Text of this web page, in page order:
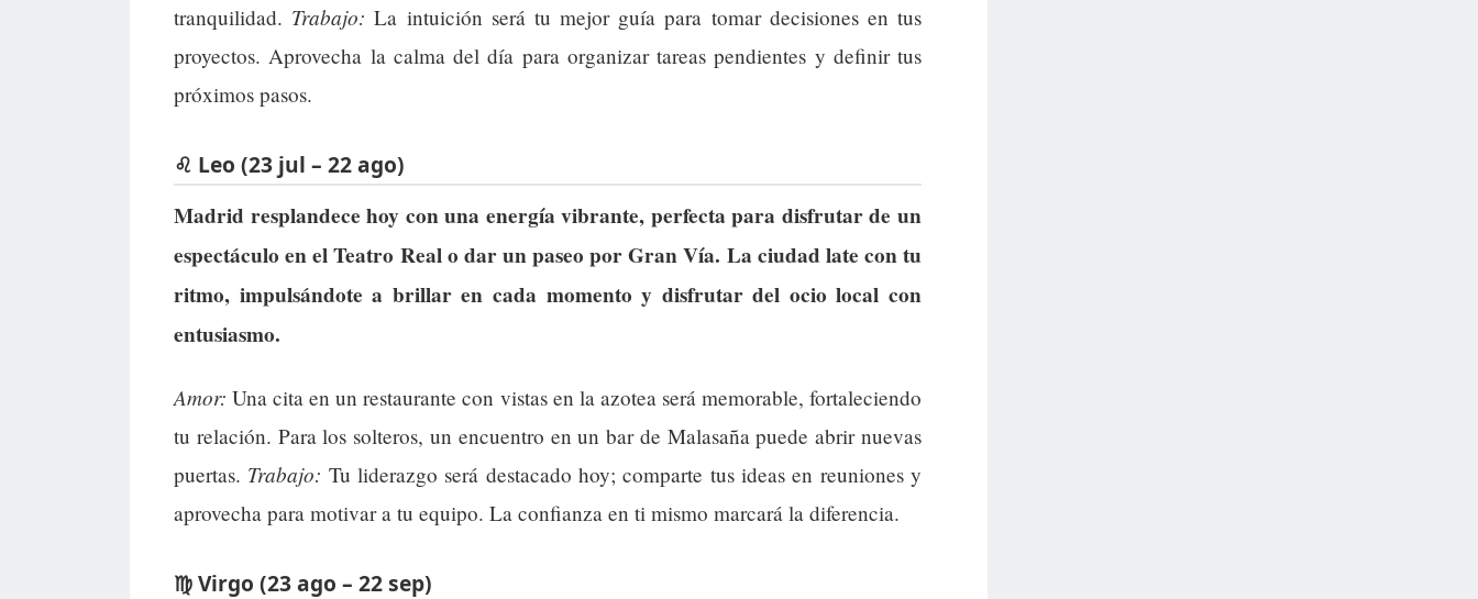
tranquilidad. Trabajo: La intuición será tu mejor guía para tomar decisiones en tus
proyectos. Aprovecha la calma del día para organizar tareas pendientes y definir tus
próximos pasos.
♌ Leo (23 jul – 22 ago)
Madrid resplandece hoy con una energía vibrante, perfecta para disfrutar de un
espectáculo en el Teatro Real o dar un paseo por Gran Vía. La ciudad late con tu
ritmo, impulsándote a brillar en cada momento y disfrutar del ocio local con
entusiasmo.
Amor: Una cita en un restaurante con vistas en la azotea será memorable, fortaleciendo
tu relación. Para los solteros, un encuentro en un bar de Malasaña puede abrir nuevas
puertas. Trabajo: Tu liderazgo será destacado hoy; comparte tus ideas en reuniones y
aprovecha para motivar a tu equipo. La confianza en ti mismo marcará la diferencia.
♍ Virgo (23 ago – 22 sep)